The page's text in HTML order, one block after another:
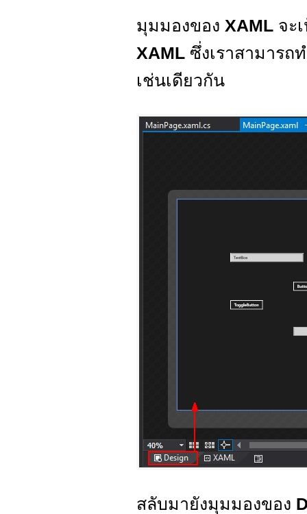
มุมมองของ XAML จะ
XAML ซึ่งเราสามารถ
เช่นเดียวกัน
สลับมายังมุมมองของ